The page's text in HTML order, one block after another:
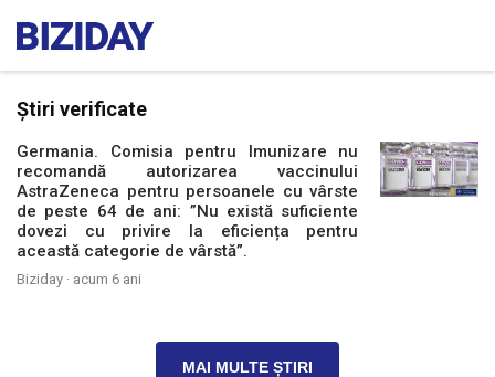
Știri verificate
Germania. Comisia pentru Imunizare nu
recomandă autorizarea vaccinului
AstraZeneca pentru persoanele cu vârste
de peste 64 de ani: ”Nu există suficiente
dovezi cu privire la eficiența pentru
această categorie de vârstă”.
Biziday · acum 6 ani
MAI MULTE ȘTIRI